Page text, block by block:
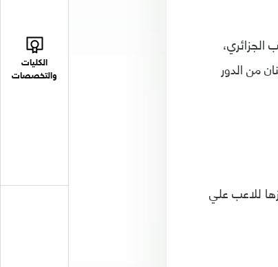
الكليات
والتخصصات
الجزائري،
من الدور
للاعب علي